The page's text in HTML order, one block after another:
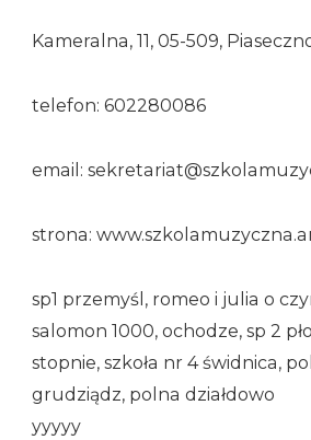
Kameralna, 11, 05-509,
telefon: 602280086
email:
strona:
sp1 przemyśl, romeo i julia o
salomon 1000, ochodze, sp 2
stopnie, szkoła nr 4 świdnica,
grudziądz, polna działdowo
yyyyy